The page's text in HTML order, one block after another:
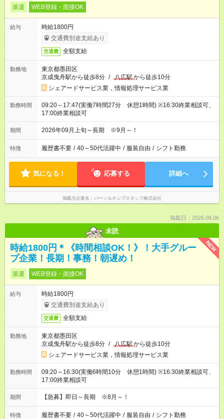
派遣 WEB登録・面接OK
給与
時給1800円
交通費別途支給あり
交通費 全額支給
勤務地
東京都墨田区
京成曳舟駅から徒歩8分 / 八広駅から徒歩10分
シェアードサービス業，情報処理サービス業
勤務時間
09:20～17:47(実働7時間27分 休憩1時間) ※16:30終業相談可、
17:00終業相談可
期間 2026年09月上旬～長期 ※9月～！
特徴 履歴書不要 / 40～50代活躍中 / 服装自由 / シフト勤務
気になる！ 応募する 詳細へ
掲載元企業名 パーソルテンプスタッフ株式会社
掲載日：2026.08.06
未読
NEW
時給1800円＊《時間相談OK！》！大手グルー
プ企業！長期！事務！朝遅め！
派遣 WEB登録・面接OK
給与
時給1800円
交通費別途支給あり
交通費 全額支給
勤務地
東京都墨田区
京成曳舟駅から徒歩8分 / 八広駅から徒歩10分
シェアードサービス業，情報処理サービス業
勤務時間
09:20～16:30(実働6時間10分 休憩1時間) ※16:30終業相談可、
17:00終業相談可
期間 【急募】即日～長期 ※8月～！
特徴 履歴書不要 / 40～50代活躍中 / 服装自由 / シフト勤務